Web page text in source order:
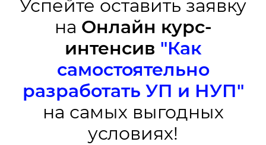
Успейте оставить заявку
на Онлайн курс-
интенсив "Как
самостоятельно
разработать УП и НУП"
на самых выгодных
условиях!